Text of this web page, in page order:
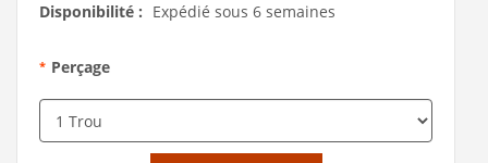
Disponibilité : Expédié sous 6 semaines
* Perçage